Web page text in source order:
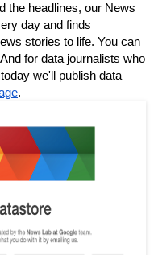
the headlines, our News
day and finds
stories to life. You can
for data journalists who
we'll publish data
.